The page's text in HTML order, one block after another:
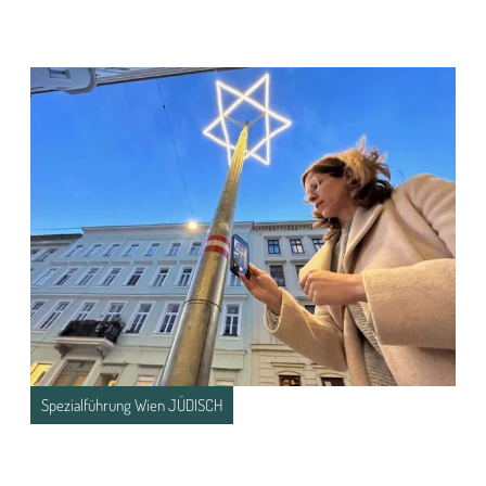
Spezialführung Wien JÜDISCH